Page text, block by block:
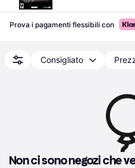
Prova i pagamenti flessibili con
Consigliato
Non ci sono negozi che